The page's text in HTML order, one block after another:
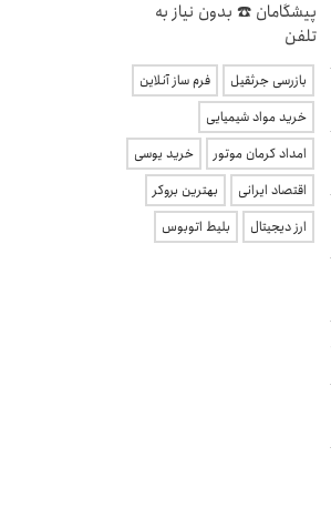
پیشگامان ☎️ بدون نیاز به
تلفن
بازرسی جرثقیل
فرم ساز آنلاین
خرید مواد شیمیایی
امداد کرمان موتور
خرید یوسی
اقتصاد ایرانی
بهترین بروکر
ارز دیجیتال
بلیط اتوبوس